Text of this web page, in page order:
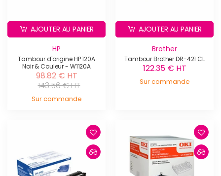
HP
Tambour d'origine HP 120A
Noir & Couleur - W1120A
98.82 € HT
143.56 € HT
Sur commande
AJOUTER AU PANIER
Brother
Tambour Brother DR-421 CL
122.35 € HT
Sur commande
AJOUTER AU PANIER